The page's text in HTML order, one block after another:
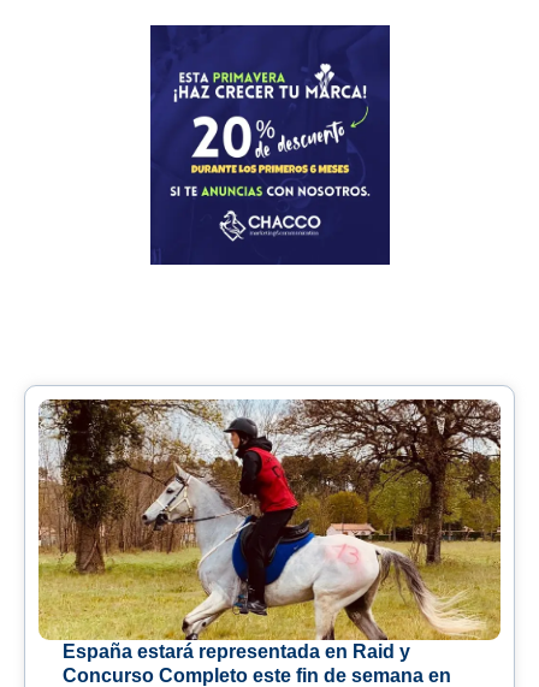
España estará representada en Raid y
Concurso Completo este fin de semana en